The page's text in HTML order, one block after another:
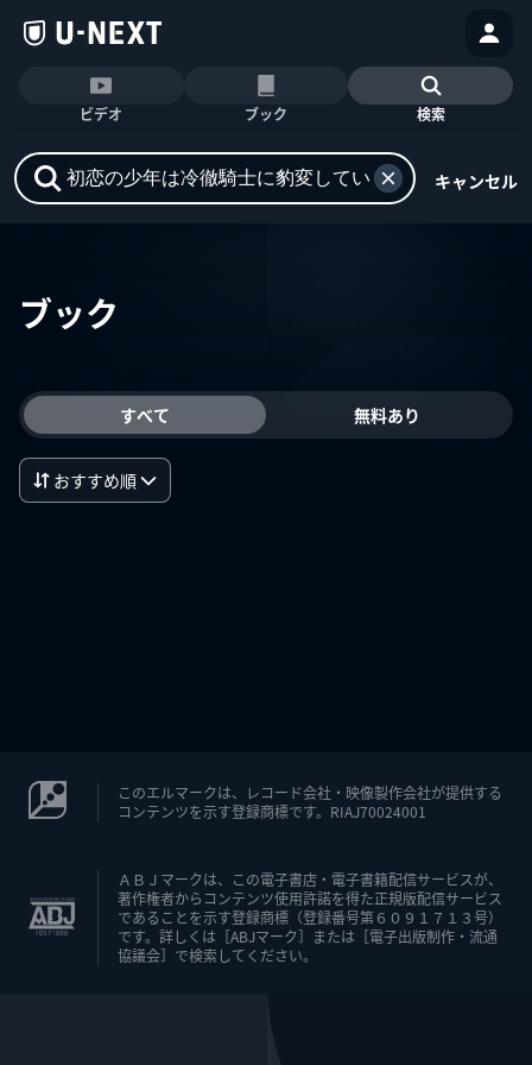
ビデオ ブック 検索
キャンセル
ブック
すべて 無料あり
おすすめ順
このエルマークは、レコード会社・映像製作会社が提供する
コンテンツを示す登録商標です。RIAJ70024001
ＡＢＪマークは、この電子書店・電子書籍配信サービスが、
著作権者からコンテンツ使用許諾を得た正規版配信サービス
であることを示す登録商標（登録番号第６０９１７１３号）
です。詳しくは［ABJマーク］または［電子出版制作・流通
協議会］で検索してください。